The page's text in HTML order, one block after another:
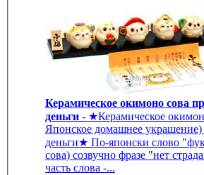
Керамическое окимоно сова
деньги - ★Керамическое
Японское домашнее украшение)
деньги★ По-японски слово
сова) созвучно фразе "нет
часть слова -...